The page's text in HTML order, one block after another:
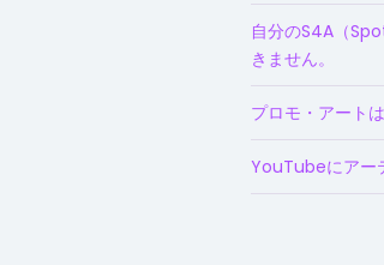
自分のS4A（
きません。
プロモ・アート
YouTubeにアー